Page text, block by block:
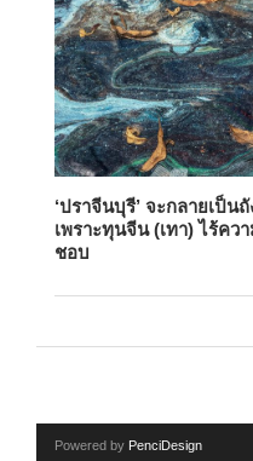
‘ปราจีนบุรี’ จะกลายเป็น
เพราะทุนจีน (เทา) ไร้คว
ชอบ
Powered by PenciDesign